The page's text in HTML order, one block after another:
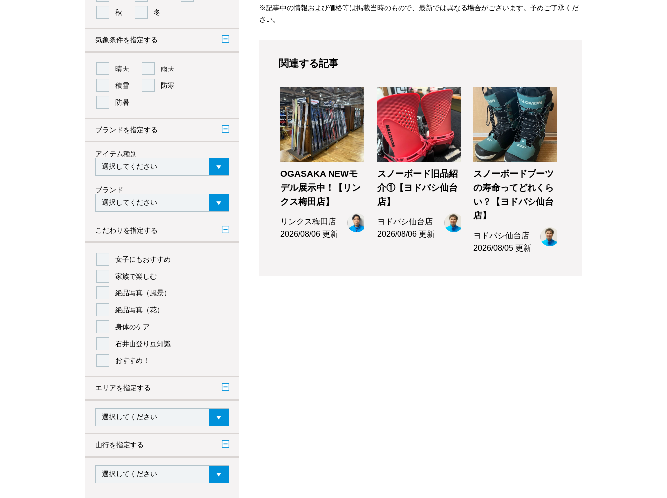
秋 冬
気象条件を指定する
晴天 雨天
積雪 防寒
防暑
ブランドを指定する
アイテム種別
ブランド
こだわりを指定する
女子にもおすすめ
家族で楽しむ
絶品写真（風景）
絶品写真（花）
身体のケア
石井山登り豆知識
おすすめ！
エリアを指定する
山行を指定する
※記事中の情報および価格等は掲載当時のもので、最新では異なる場合がございます。予めご了承くだ
さい。
関連する記事
OGASAKA NEWモ
デル展示中！【リン
クス梅田店】
リンクス梅田店
2026/08/06 更新
スノーボード旧品紹
介①【ヨドバシ仙台
店】
ヨドバシ仙台店
2026/08/06 更新
スノーボードブーツ
の寿命ってどれくら
い？【ヨドバシ仙台
店】
ヨドバシ仙台店
2026/08/05 更新